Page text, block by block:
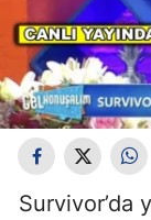
Survivor’da